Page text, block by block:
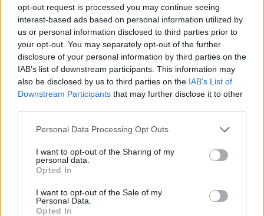
opt-out request is processed you may continue seeing
interest-based ads based on personal information utilized by
us or personal information disclosed to third parties prior to
your opt-out. You may separately opt-out of the further
disclosure of your personal information by third parties on the
IAB’s list of downstream participants. This information may
also be disclosed by us to third parties on the IAB’s List of
Downstream Participants that may further disclose it to other
Please note that this website/app uses one or more Google
not limited to your visit or usage behaviour. You may click to
grant or deny consent to Google and its third-party tags to
use your data for below specified purposes in below Google
consent section.
Personal Data Processing Opt Outs
I want to opt-out of the Sharing of my
personal data.
Opted In
I want to opt-out of the Sale of my
Personal Data.
Opted In
Fotó: Bakró-Nagy Ferenc / Velvet